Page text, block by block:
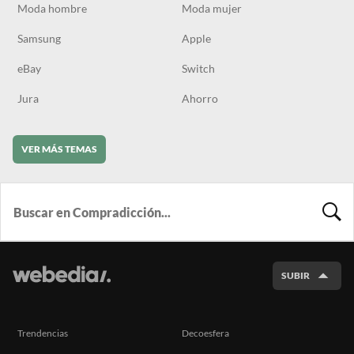
Moda hombre Moda mujer
Samsung Apple
eBay Switch
Jura Ahorro
VER MÁS TEMAS
SUBIR
Trendencias Decoesfera